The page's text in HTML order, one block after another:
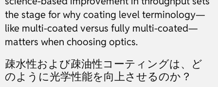
the stage for why coating level terminology—
like multi-coated versus fully multi-coated—
matters when choosing optics.
疎水性および疎油性コーティングは、ど
のように光学性能を向上させるのか？